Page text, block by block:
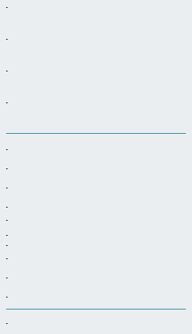
-
-
-
-
-
-
-
-
-
-
-
-
-
-
-